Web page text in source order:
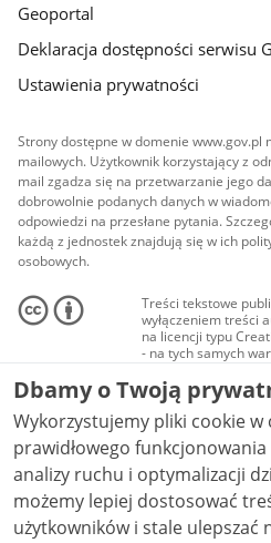
Geoportal
Deklaracja dostępności serwisu
Ustawienia prywatności
Strony dostępne w domenie www.gov.pl
mailowych. Użytkownik korzystający z
mail zgadza się na przetwarzanie jego
dobrowolnie podanych danych w
odpowiedzi na przesłane pytania.
każdą z jednostek znajdują się w ich
osobowych.
Treści tekstowe
wyłączeniem treści
na licencji typu
- na tych samych
Materiały
audio i wideo, są
Creative Commons:
niekomercyjne - bez
NC-ND 4.0), o ile nie
Dbamy o Twoją
Wykorzystujemy pliki cookie w
prawidłowego
analizy ruchu i optymalizacji działania
możemy lepiej dostosować
użytkowników i stale ulepszać nasze